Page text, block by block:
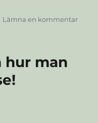
Lämna en kommentartill
hur man